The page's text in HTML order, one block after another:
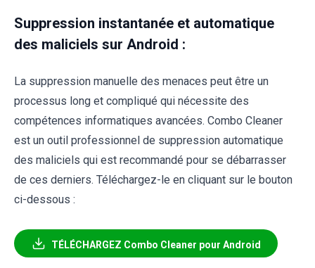
Suppression instantanée et automatique
des maliciels sur Android :
La suppression manuelle des menaces peut être un
processus long et compliqué qui nécessite des
compétences informatiques avancées. Combo Cleaner
est un outil professionnel de suppression automatique
des maliciels qui est recommandé pour se débarrasser
de ces derniers. Téléchargez-le en cliquant sur le bouton
ci-dessous :
TÉLÉCHARGEZ Combo Cleaner pour Android